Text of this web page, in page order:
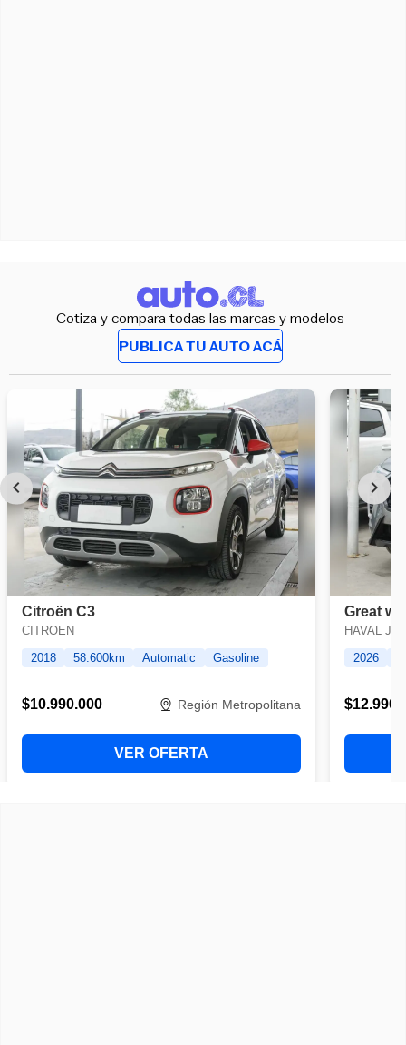
Cotiza y compara todas las marcas y modelos
PUBLICA TU AUTO ACÁ